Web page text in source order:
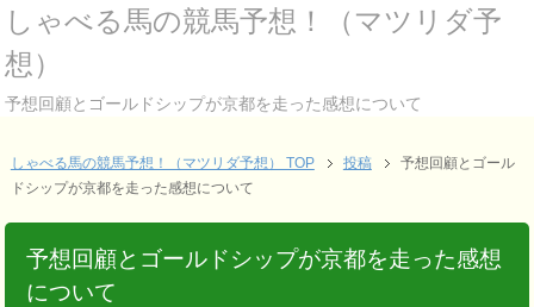
しゃべる馬の競馬予想！（マツリダ予
想）
予想回顧とゴールドシップが京都を走った感想について
しゃべる馬の競馬予想！（マツリダ予想） TOP 投稿
予想回顧とゴール
ドシップが京都を走った感想について
予想回顧とゴールドシップが京都を走った感想
について